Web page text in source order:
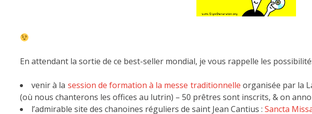
En attendant la sortie de ce best-seller mondial, je vous rappelle les
venir à la session de formation à la messe traditionnelle organisée par la
(où nous chanterons les offices au lutrin) – 50 prêtres sont inscrits, & on
l’admirable site des chanoines réguliers de saint Jean Cantius : Sancta